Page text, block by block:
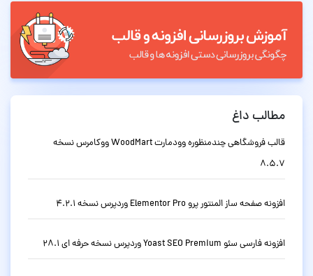
مطالب داغ
قالب فروشگاهی چندمنظوره وودمارت WoodMart ووکامرس نسخه
8.5.7
افزونه صفحه ساز المنتور پرو Elementor Pro وردپرس نسخه 4.2.1
افزونه فارسی سئو Yoast SEO Premium وردپرس نسخه حرفه ای 28.1